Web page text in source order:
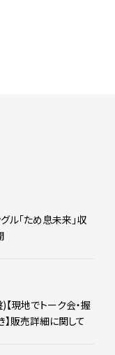
ル「ため息未来」収
現地でトーク会・握
販売詳細に関して